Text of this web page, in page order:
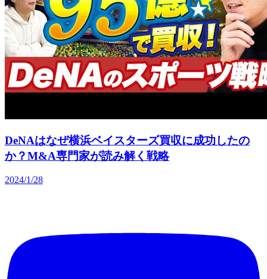
DeNAはなぜ横浜ベイスターズ買収に成功したの
か？M&A専門家が読み解く戦略
2024/1/28